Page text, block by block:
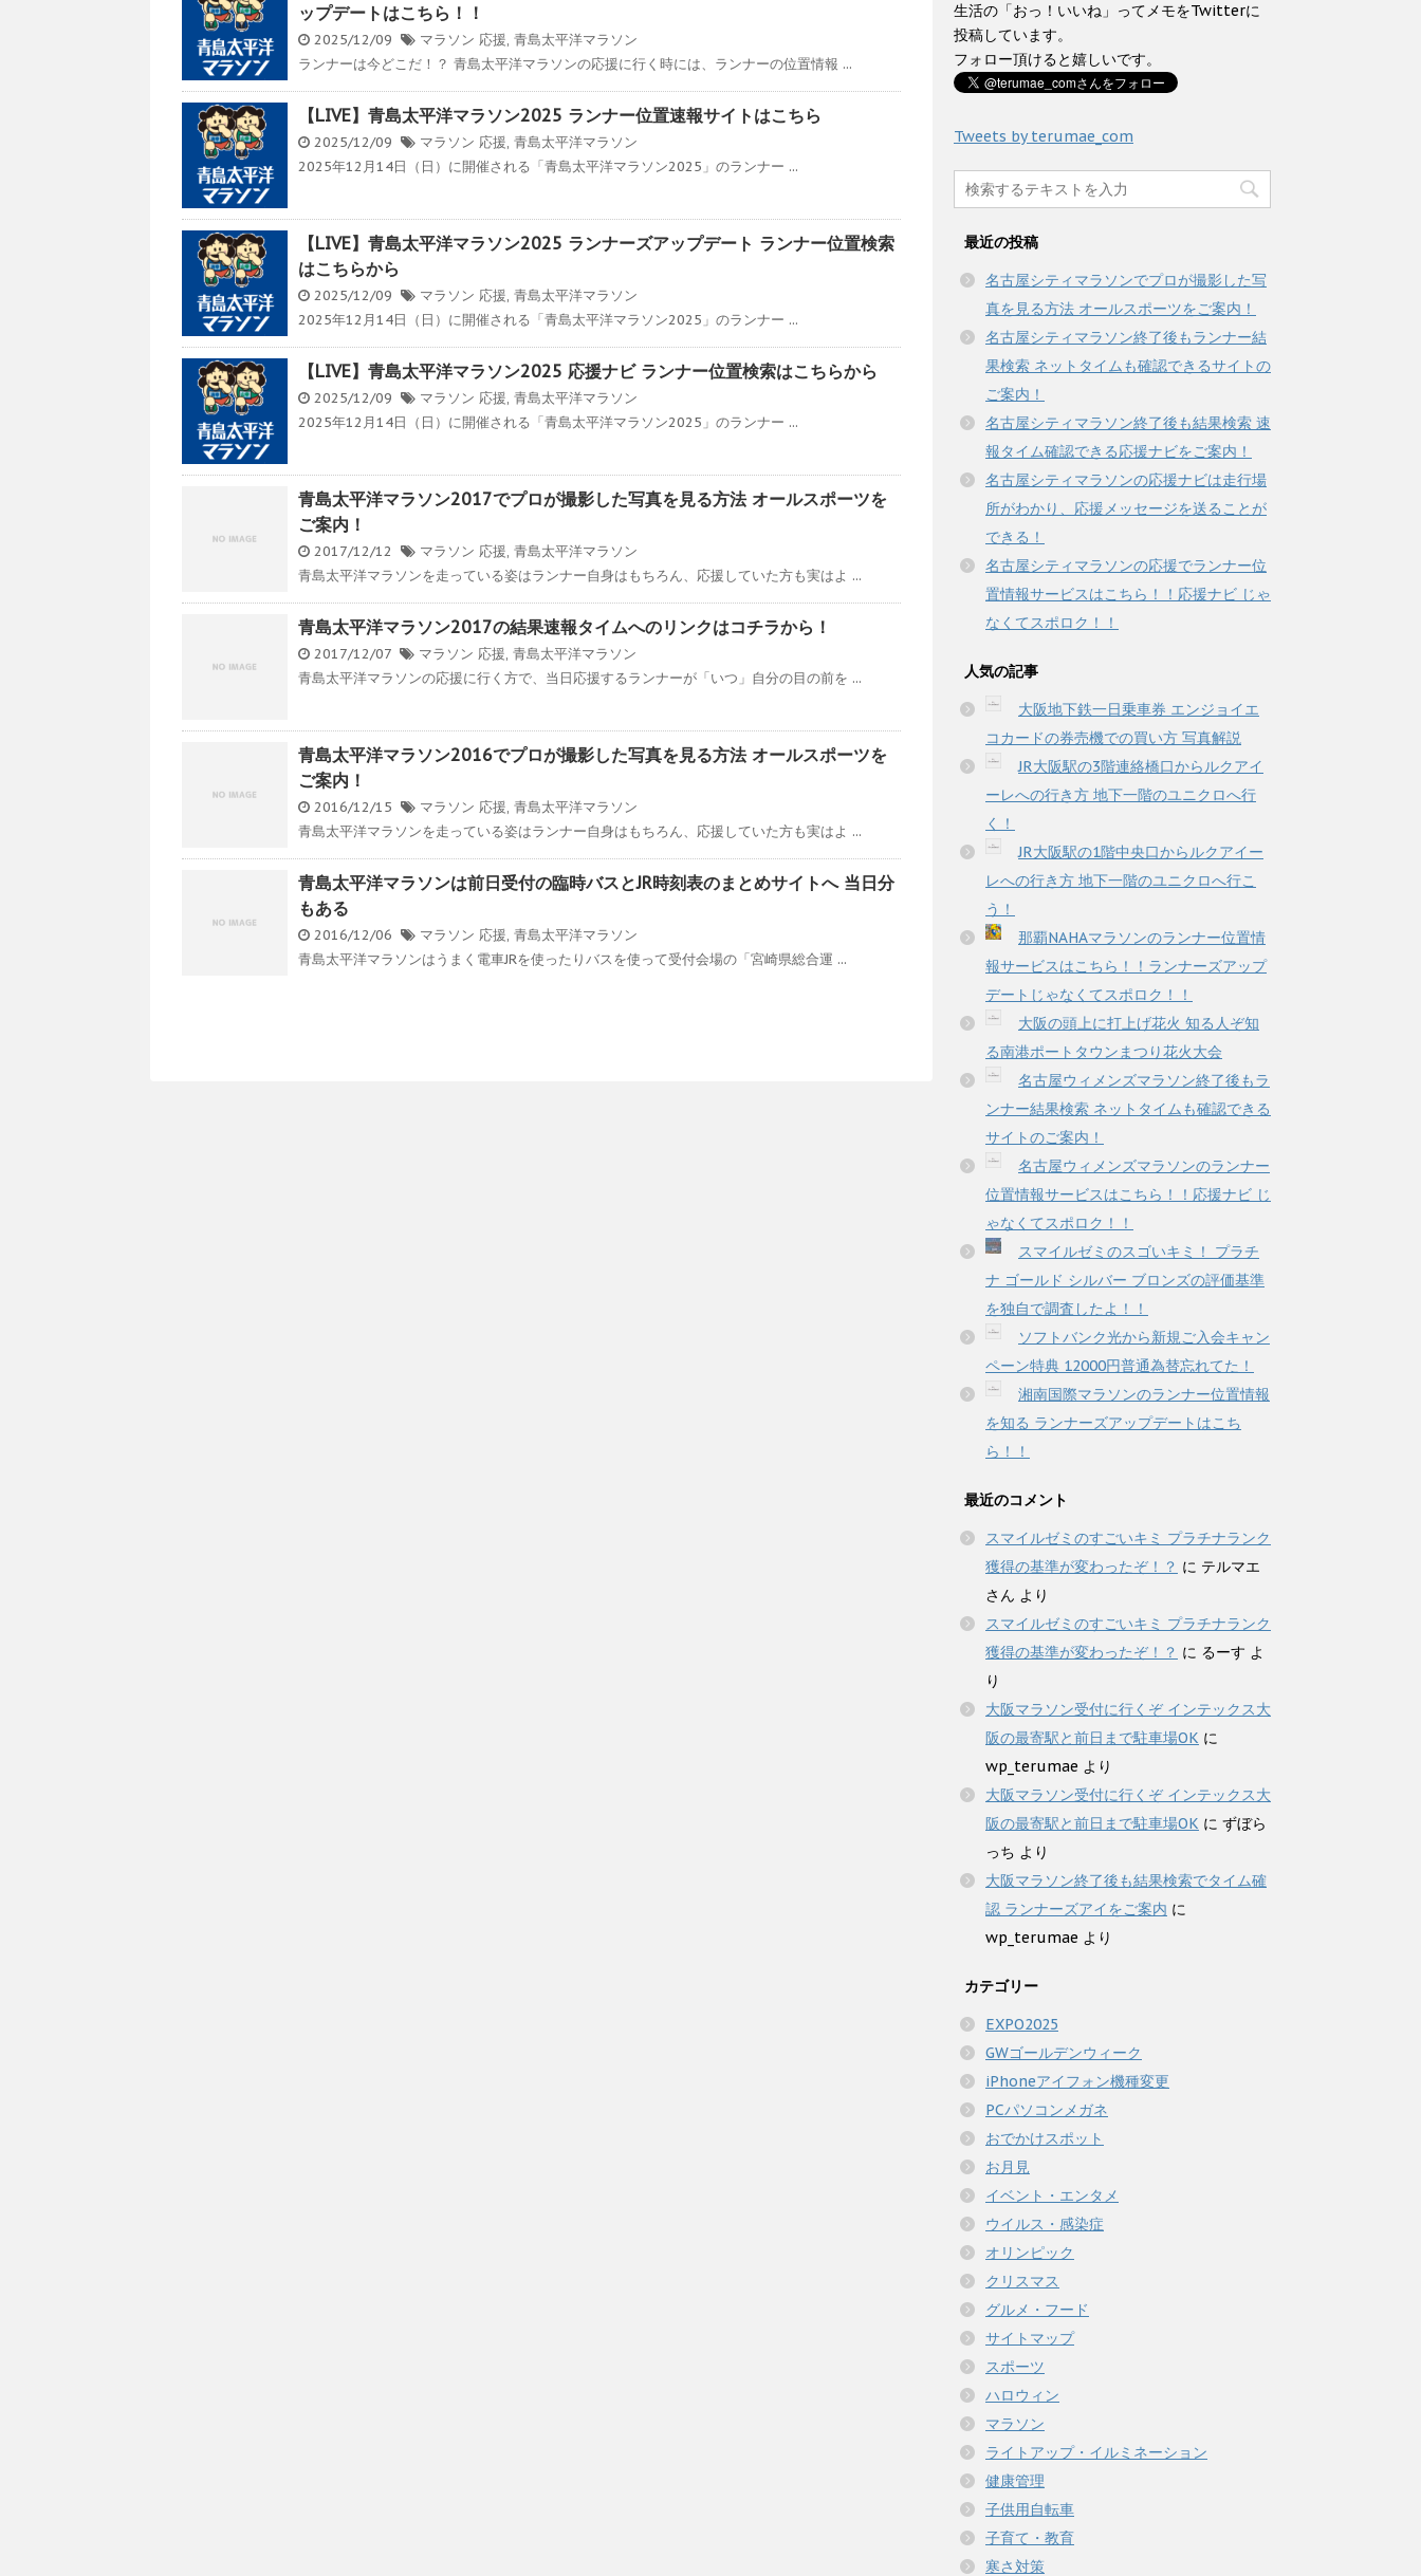
ップデートはこちら！！
2025/12/09 マラソン 応援, 青島太平洋マラソン
ランナーは今どこだ！？ 青島太平洋マラソンの応援に行く時には、ランナーの位置情報 ...
【LIVE】青島太平洋マラソン2025 ランナー位置速報サイトはこちら
2025/12/09 マラソン 応援, 青島太平洋マラソン
2025年12月14日（日）に開催される「青島太平洋マラソン2025」のランナー ...
【LIVE】青島太平洋マラソン2025 ランナーズアップデート ランナー位置検索
はこちらから
2025/12/09 マラソン 応援, 青島太平洋マラソン
2025年12月14日（日）に開催される「青島太平洋マラソン2025」のランナー ...
【LIVE】青島太平洋マラソン2025 応援ナビ ランナー位置検索はこちらから
2025/12/09 マラソン 応援, 青島太平洋マラソン
2025年12月14日（日）に開催される「青島太平洋マラソン2025」のランナー ...
青島太平洋マラソン2017でプロが撮影した写真を見る方法 オールスポーツを
ご案内！
2017/12/12 マラソン 応援, 青島太平洋マラソン
青島太平洋マラソンを走っている姿はランナー自身はもちろん、応援していた方も実はよ ...
青島太平洋マラソン2017の結果速報タイムへのリンクはコチラから！
2017/12/07 マラソン 応援, 青島太平洋マラソン
青島太平洋マラソンの応援に行く方で、当日応援するランナーが「いつ」自分の目の前を ...
青島太平洋マラソン2016でプロが撮影した写真を見る方法 オールスポーツを
ご案内！
2016/12/15 マラソン 応援, 青島太平洋マラソン
青島太平洋マラソンを走っている姿はランナー自身はもちろん、応援していた方も実はよ ...
青島太平洋マラソンは前日受付の臨時バスとJR時刻表のまとめサイトへ 当日分
もある
2016/12/06 マラソン 応援, 青島太平洋マラソン
青島太平洋マラソンはうまく電車JRを使ったりバスを使って受付会場の「宮崎県総合運 ...
生活の「おっ！いいね」ってメモをTwitterに
投稿しています。
フォロー頂けると嬉しいです。
Tweets by terumae_com
最近の投稿
名古屋シティマラソンでプロが撮影した写
真を見る方法 オールスポーツをご案内！
名古屋シティマラソン終了後もランナー結
果検索 ネットタイムも確認できるサイトの
ご案内！
名古屋シティマラソン終了後も結果検索 速
報タイム確認できる応援ナビをご案内！
名古屋シティマラソンの応援ナビは走行場
所がわかり、応援メッセージを送ることが
できる！
名古屋シティマラソンの応援でランナー位
置情報サービスはこちら！！応援ナビ じゃ
なくてスポロク！！
人気の記事
大阪地下鉄一日乗車券 エンジョイエ
コカードの券売機での買い方 写真解説
JR大阪駅の3階連絡橋口からルクアイ
ーレへの行き方 地下一階のユニクロへ行
く！
JR大阪駅の1階中央口からルクアイー
レへの行き方 地下一階のユニクロへ行こ
う！
那覇NAHAマラソンのランナー位置情
報サービスはこちら！！ランナーズアップ
デートじゃなくてスポロク！！
大阪の頭上に打上げ花火 知る人ぞ知
る南港ポートタウンまつり花火大会
名古屋ウィメンズマラソン終了後もラ
ンナー結果検索 ネットタイムも確認できる
サイトのご案内！
名古屋ウィメンズマラソンのランナー
位置情報サービスはこちら！！応援ナビ じ
ゃなくてスポロク！！
スマイルゼミのスゴいキミ！ プラチ
ナ ゴールド シルバー ブロンズの評価基準
を独自で調査したよ！！
ソフトバンク光から新規ご入会キャン
ペーン特典 12000円普通為替忘れてた！
湘南国際マラソンのランナー位置情報
を知る ランナーズアップデートはこち
ら！！
最近のコメント
スマイルゼミのすごいキミ プラチナランク
獲得の基準が変わったぞ！？ に テルマエ
さん より
スマイルゼミのすごいキミ プラチナランク
獲得の基準が変わったぞ！？ に るーす よ
り
大阪マラソン受付に行くぞ インテックス大
阪の最寄駅と前日まで駐車場OK に
wp_terumae より
大阪マラソン受付に行くぞ インテックス大
阪の最寄駅と前日まで駐車場OK に ずぼら
っち より
大阪マラソン終了後も結果検索でタイム確
認 ランナーズアイをご案内 に
wp_terumae より
カテゴリー
EXPO2025
GWゴールデンウィーク
iPhoneアイフォン機種変更
PCパソコンメガネ
おでかけスポット
お月見
イベント・エンタメ
ウイルス・感染症
オリンピック
クリスマス
グルメ・フード
サイトマップ
スポーツ
ハロウィン
マラソン
ライトアップ・イルミネーション
健康管理
子供用自転車
子育て・教育
寒さ対策